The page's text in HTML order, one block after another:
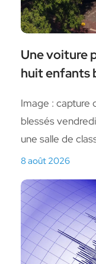
Une voiture
huit enfants
Image : capture
blessés
une salle de
8 août 2026